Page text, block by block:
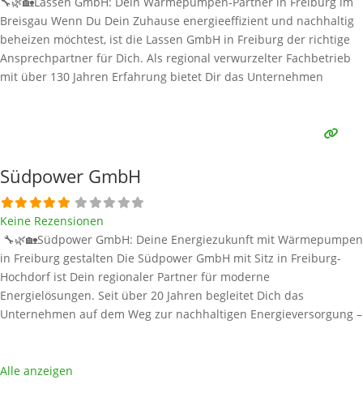
Breisgau Wenn Du Dein Zuhause energieeffizient und nachhaltig
beheizen möchtest, ist die Lassen GmbH in Freiburg der richtige
Ansprechpartner für Dich. Als regional verwurzelter Fachbetrieb
mit über 130 Jahren Erfahrung bietet Dir das Unternehmen
Südpower GmbH
Keine Rezensionen
🔧🌿🏡Südpower GmbH: Deine Energiezukunft mit Wärmepumpen
in Freiburg gestalten Die Südpower GmbH mit Sitz in Freiburg-
Hochdorf ist Dein regionaler Partner für moderne
Energielösungen. Seit über 20 Jahren begleitet Dich das
Unternehmen auf dem Weg zur nachhaltigen Energieversorgung –
Beitrag stammen aus öffentlich zugänglichen Quellen. Welche
Alle anzeigen